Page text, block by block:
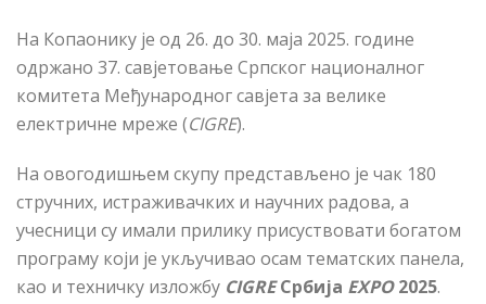
На Копаонику је од 26. до 30. маја 2025. године
одржано 37. савјетовање Српског националног
комитета Међународног савјета за велике
електричне мреже (CIGRE).
На овогодишњем скупу представљено је чак 180
стручних, истраживачких и научних радова, а
учесници су имали прилику присуствовати богатом
програму који је укључивао осам тематских панела,
као и техничку изложбу CIGREСрбија EXPO2025.